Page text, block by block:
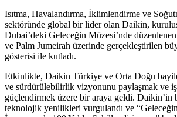
Isıtma, Havalandırma, İklimlendirme ve
sektöründe global bir lider olan Daikin,
Dubai’deki Geleceğin Müzesi’nde
ve Palm Jumeirah üzerinde gerçekleştirilen
gösterisi ile kutladı.
Etkinlikte, Daikin Türkiye ve Orta Doğu
ve sürdürülebilirlik vizyonunu paylaşmak ve
güçlendirmek üzere bir araya geldi. Daikin’in
teknolojik yenilikleri vurgulandı ve